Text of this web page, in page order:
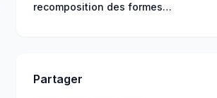
recomposition des formes
Partager